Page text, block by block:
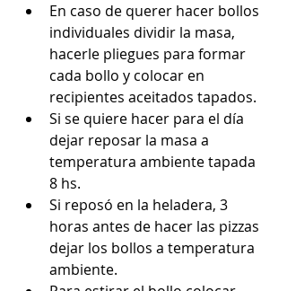
En caso de querer hacer bollos
individuales dividir la masa,
hacerle pliegues para formar
cada bollo y colocar en
recipientes aceitados tapados.
Si se quiere hacer para el día
dejar reposar la masa a
temperatura ambiente tapada
8 hs.
Si reposó en la heladera, 3
horas antes de hacer las pizzas
dejar los bollos a temperatura
ambiente.